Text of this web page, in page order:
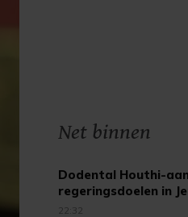
Net binnen
Dodental Houthi-
regeringsdoelen in
opgelopen
22:32